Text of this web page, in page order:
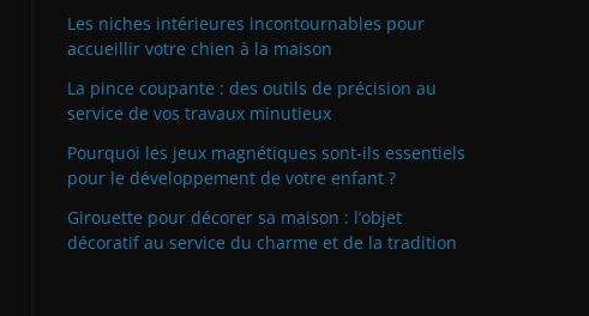
Les niches intérieures incontournables pour
accueillir votre chien à la maison
La pince coupante : des outils de précision au
service de vos travaux minutieux
Pourquoi les jeux magnétiques sont-ils essentiels
pour le développement de votre enfant ?
Girouette pour décorer sa maison : l’objet
décoratif au service du charme et de la tradition